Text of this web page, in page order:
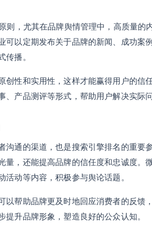
则，尤其在品牌舆情管理中，高质量的
可以定期发布关于品牌的新闻、成功案
播。
创性和实用性，这样才能赢得用户的信
、产品测评等形式，帮助用户解决实际
沟通的渠道，也是搜索引擎排名的重要
量，还能提高品牌的信任度和忠诚度。
动等内容，积极参与舆论话题。
以帮助品牌更及时地回应消费者的反馈
升品牌形象，塑造良好的公众认知。